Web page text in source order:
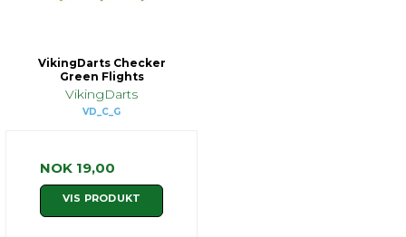
VikingDarts Checker
Green Flights
VikingDarts
VD_C_G
NOK 19,00
VIS PRODUKT